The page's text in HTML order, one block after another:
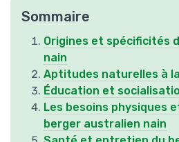
Sommaire
Origines et spécificités
nain
Aptitudes naturelles à
Éducation et
Les besoins physiques
berger australien nain